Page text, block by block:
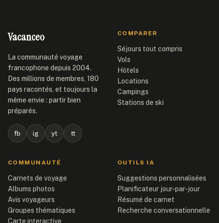
Vacanceo
La communauté voyage
francophone depuis 2004.
Des millions de membres, 180
pays racontés, et toujours la
même envie : partir bien
préparés.
fb ig yt tt
COMPARER
Séjours tout compris
Vols
Hôtels
Locations
Campings
Stations de ski
COMMUNAUTÉ
Carnets de voyage
Albums photos
Avis voyageurs
Groupes thématiques
Carte interactive
OUTILS IA
Suggestions personnalisées
Planificateur jour-par-jour
Résumé de carnet
Recherche conversationnelle